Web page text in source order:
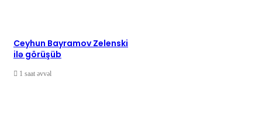
Ceyhun Bayramov Zelenski
ilə görüşüb
1 saat əvvəl